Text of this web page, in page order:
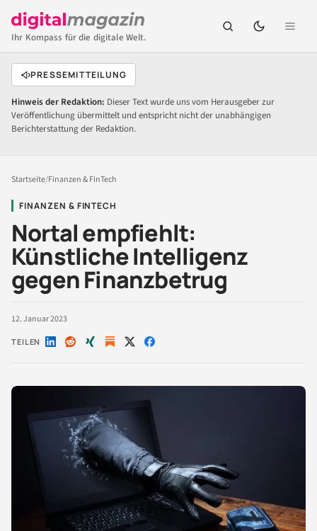
Ihr Kompass für die digitale Welt.
PRESSEMITTEILUNG
Hinweis der Redaktion: Dieser Text wurde uns vom Herausgeber zur
Veröffentlichung übermittelt und entspricht nicht der unabhängigen
Berichterstattung der Redaktion.
Startseite/Finanzen & FinTech
FINANZEN & FINTECH
Nortal empfiehlt:
Künstliche Intelligenz
gegen Finanzbetrug
12. Januar 2023
TEILEN Auf Auf Auf Auf Auf